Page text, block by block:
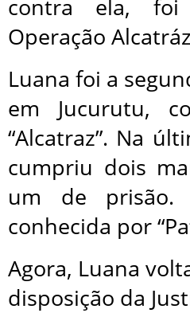
contra ela, foi
Operação
Luana foi a
em Jucurutu,
“Alcatraz”. Na
cumpriu dois
um de prisão.
conhecida por
Agora, Luana
disposição da